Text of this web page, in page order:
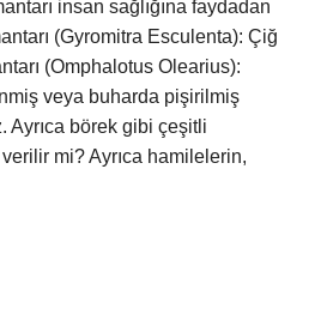
insan sağlığına faydadan
(Gyromitra Esculenta): Çiğ
(Omphalotus Olearius):
veya buharda pişirilmiş
börek gibi çeşitli
mi? Ayrıca hamilelerin,